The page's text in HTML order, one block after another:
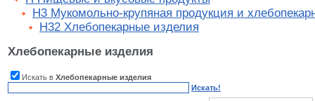
Н3 Мукомольно-крупяная продукция и
Н32 Хлебопекарные изделия
Хлебопекарные изделия
Искать в Хлебопекарные изделия
Искать!